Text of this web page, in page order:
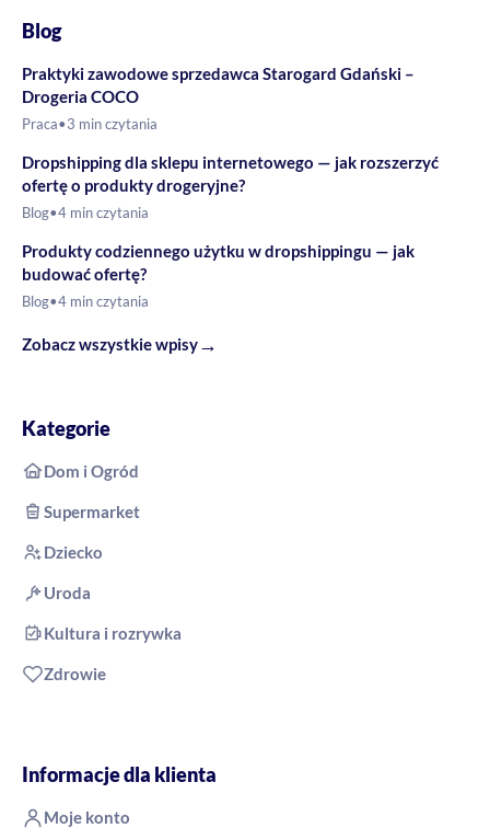
Blog
Praktyki zawodowe sprzedawca Starogard Gdański –
Drogeria COCO
Praca•3 min czytania
Dropshipping dla sklepu internetowego — jak rozszerzyć
ofertę o produkty drogeryjne?
Blog•4 min czytania
Produkty codziennego użytku w dropshippingu — jak
budować ofertę?
Blog•4 min czytania
Zobacz wszystkie wpisy→
Kategorie
Dom i Ogród
Supermarket
Dziecko
Uroda
Kultura i rozrywka
Zdrowie
Informacje dla klienta
Moje konto